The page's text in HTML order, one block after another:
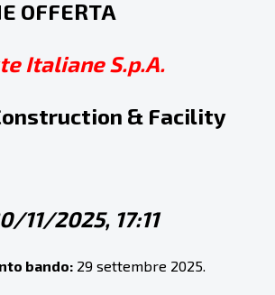
OFFERTA
Italiane S.p.A.
& Facility
11/2025, 17:11
bando: 29 settembre 2025.